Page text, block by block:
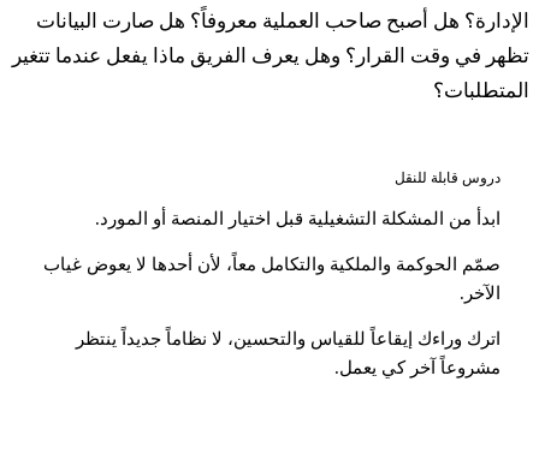
هل أصبح صاحب العملية معروفاً؟ هل صارت البيانات
في وقت القرار؟ وهل يعرف الفريق ماذا يفعل عندما تتغير
دروس قابلة للنقل
ابدأ من المشكلة التشغيلية قبل اختيار المنصة أو المورد.
صمّم الحوكمة والملكية والتكامل معاً، لأن أحدها لا يعوض غياب
الآخر.
اترك وراءك إيقاعاً للقياس والتحسين، لا نظاماً جديداً ينتظر
مشروعاً آخر كي يعمل.